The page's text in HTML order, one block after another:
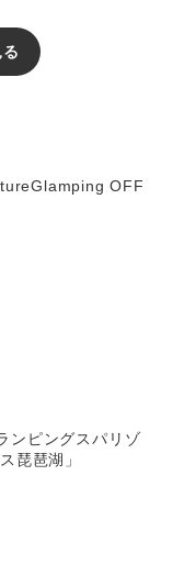
OFF
ンピングスパリゾ
琵琶湖」